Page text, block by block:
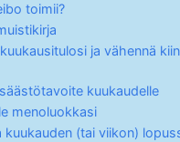
toimii?
ja vähennä
kuukaudelle
menoluokkasi
kuukauden (tai viikon)